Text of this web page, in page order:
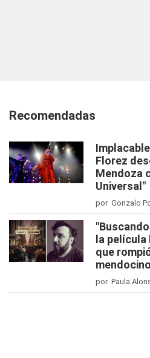
Recomendadas
Florez
Mendoza
Universal"
por Gonzalo
la película
que
mendocino
por Paula